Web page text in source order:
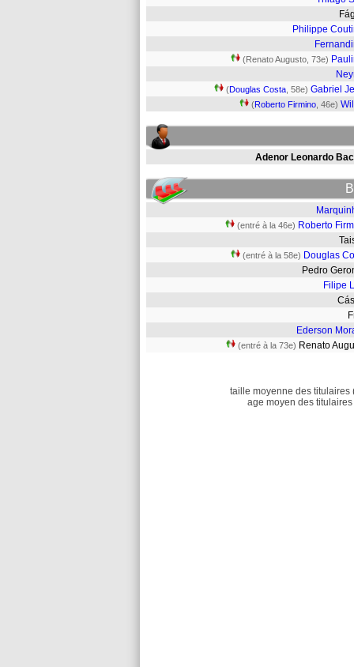
Philippe
(Renato Augusto, 73e)
(Douglas Costa , 58e) Gabriel
(Roberto Firmino , 46e)
Adenor Leonardo
(entré à la 46e) Roberto
(entré à la 58e) Douglas
Pedro
Filipe
Ederson
(entré à la 73e) Renato
taille moyenne des titulaires
age moyen des titulaires